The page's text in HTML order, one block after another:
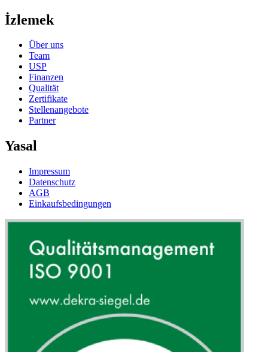
İzlemek
Über uns
Team
USP
Finanzen
Qualität
Zertifikate
Stellenangebote
Partner
Yasal
Impressum
Datenschutz
AGB
Einkaufsbedingungen